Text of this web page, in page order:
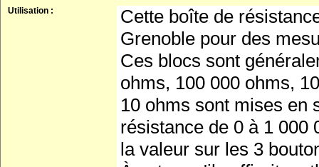
Utilisation :
Cette boîte de
Grenoble pour des
Ces blocs sont
ohms, 100 000 ohms,
10 ohms sont mises en
résistance de 0 à 1 000
la valeur sur les 3